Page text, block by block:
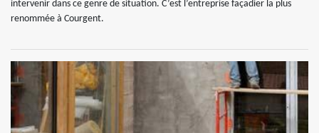
intervenir dans ce genre de situation. C’est l’entreprise façadier la plus
renommée à Courgent.